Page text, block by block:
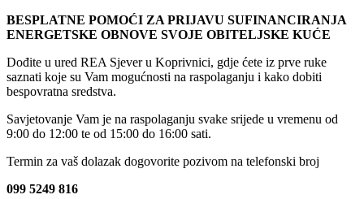
BESPLATNE POMOĆI ZA PRIJAVU SUFINANCIRANJA
ENERGETSKE OBNOVE SVOJE OBITELJSKE KUĆE
Dođite u ured REA Sjever u Koprivnici, gdje ćete iz prve ruke
saznati koje su Vam mogućnosti na raspolaganju i kako dobiti
bespovratna sredstva.
Savjetovanje Vam je na raspolaganju svake srijede u vremenu od
9:00 do 12:00 te od 15:00 do 16:00 sati.
Termin za vaš dolazak dogovorite pozivom na telefonski broj
099 5249 816